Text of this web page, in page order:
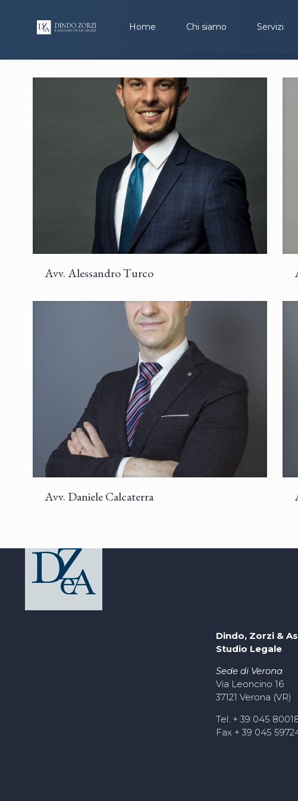
Home Chi siamo Servizi
Avv. Alessandro Turco
Avv. Daniele Calcaterra
Dindo, Zorzi &
Studio Legale
Sede di Verona
Via Leoncino 16
37121 Verona (VR)
Tel. + 39 045
Fax + 39 045